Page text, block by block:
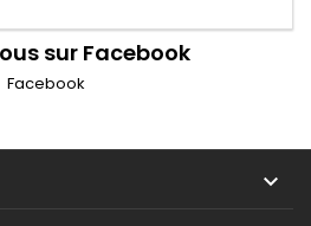
sur Facebook
Facebook
